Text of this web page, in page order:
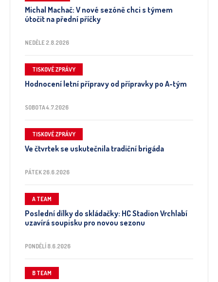
Michal Machač: V nové sezóně chci s týmem
útočit na přední příčky
NEDĚLE 2.8.2026
TISKOVÉ ZPRÁVY
Hodnocení letní přípravy od přípravky po A-tým
SOBOTA 4.7.2026
TISKOVÉ ZPRÁVY
Ve čtvrtek se uskutečnila tradiční brigáda
PÁTEK 26.6.2026
A TEAM
Poslední dílky do skládačky: HC Stadion Vrchlabí
uzavírá soupisku pro novou sezonu
PONDĚLÍ 8.6.2026
B TEAM